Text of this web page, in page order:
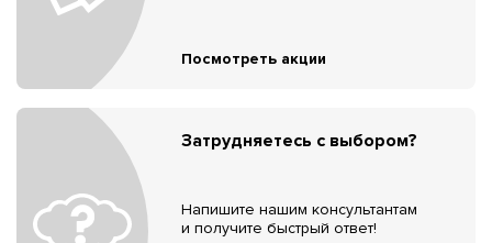
Посмотреть акции
Затрудняетесь с выбором?
Напишите нашим консультантам
и получите быстрый ответ!